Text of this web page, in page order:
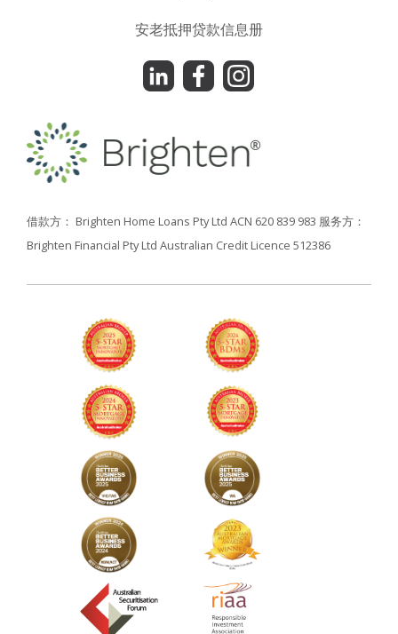
借款方： Brighten Home Loans Pty Ltd ACN 620 839 983 服务方：
Brighten Financial Pty Ltd Australian Credit Licence 512386
安老抵押贷款信息册